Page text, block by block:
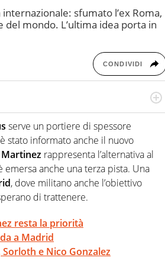
sfumato l’ex Roma,
mondo. L’ultima idea porta in
CONDIVIDI
ogni evento in tutte le sue sfaccettature.
cuoio. Il pallone è una cosa serissima,
serve un portiere di spessore
stato informato anche il nuovo
rappresenta l’alternativa al
emersa anche una terza pista. Una
, dove militano anche l’obiettivo
di trattenere.
resta la priorità
a Madrid
e Nico Gonzalez